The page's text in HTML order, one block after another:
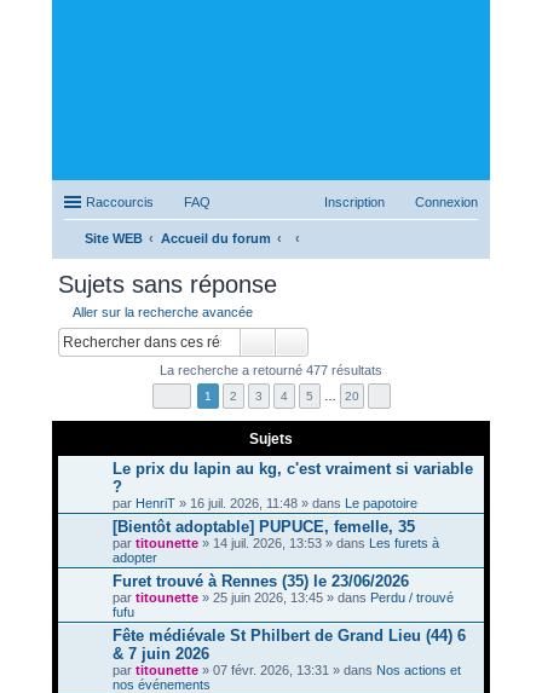
Raccourcis FAQ Connexion
Inscription
Site WEB
Accueil du forum
Sujets sans réponse
Aller sur la recherche avancée
La recherche a retourné 477 résultats
1 2 3 4 5 20
Sujets
Le prix du lapin au kg, c'est vraiment si variable
?
par HenriT» 16 juil. 2026, 11:48 » dans Le papotoire
[Bientôt adoptable] PUPUCE, femelle, 35
par titounette» 14 juil. 2026, 13:53 » dans Les furets à
adopter
Furet trouvé à Rennes (35) le 23/06/2026
par titounette» 25 juin 2026, 13:45 » dans Perdu / trouvé
fufu
Fête médiévale St Philbert de Grand Lieu (44) 6
& 7 juin 2026
par titounette» 07 févr. 2026, 13:31 » dans Nos actions et
nos événements